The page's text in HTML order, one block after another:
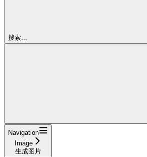
搜索...
Navigation
Image
生成图片